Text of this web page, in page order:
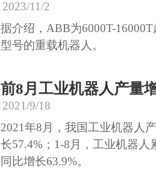
2023/11/2
据介绍，ABB为6000T-
型号的重载机器人。
前8月工业机器人产量
2021/9/18
2021年8月，我国工业机器人
长57.4%；1-8月，工业机器人
同比增长63.9%。